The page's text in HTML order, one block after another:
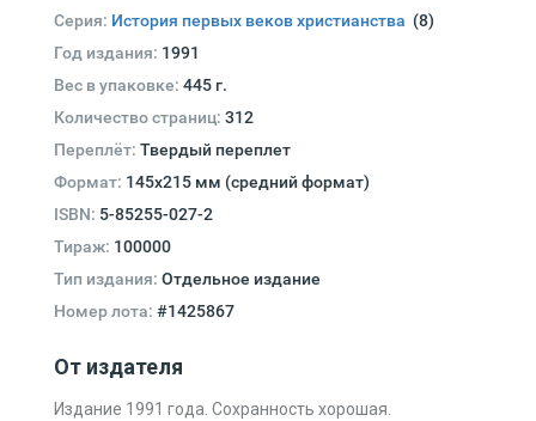
Серия: История первых веков христианства (8)
Год издания: 1991
Вес в упаковке: 445 г.
Количество страниц: 312
Переплёт: Твердый переплет
Формат: 145х215 мм (средний формат)
ISBN: 5-85255-027-2
Тираж: 100000
Тип издания: Отдельное издание
Номер лота: #1425867
От издателя
Издание 1991 года. Сохранность хорошая.